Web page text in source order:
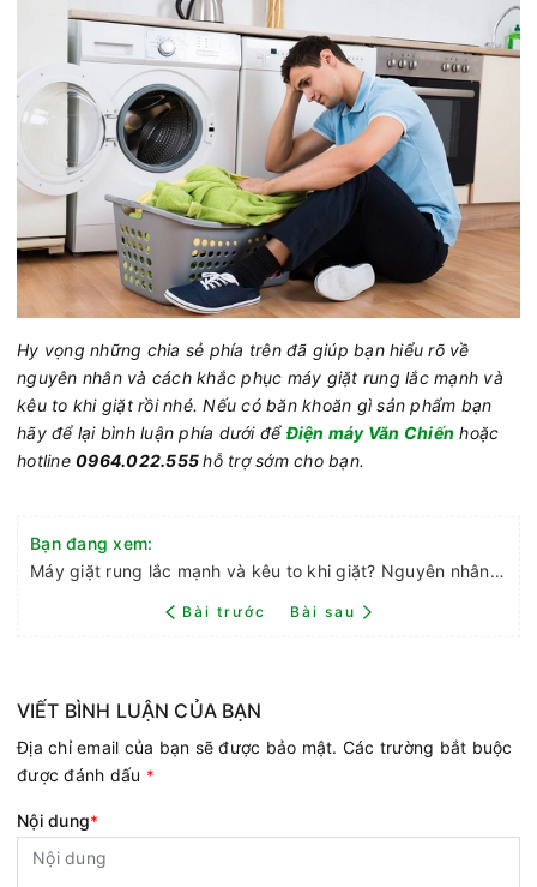
Hy vọng những chia sẻ phía trên đã giúp bạn hiểu rõ về
nguyên nhân và cách khắc phục máy giặt rung lắc mạnh và
kêu to khi giặt rồi nhé. Nếu có băn khoăn gì sản phẩm bạn
hãy để lại bình luận phía dưới đểĐiện máy Văn Chiến hoặc
hotline 0964.022.555hỗ trợ sớm cho bạn.
Bạn đang xem:
Máy giặt rung lắc mạnh và kêu to khi giặt? Nguyên nhân và cách khắc phục
Bài trước Bài sau
VIẾT BÌNH LUẬN CỦA BẠN
Địa chỉ email của bạn sẽ được bảo mật. Các trường bắt buộc
được đánh dấu *
Nội dung*